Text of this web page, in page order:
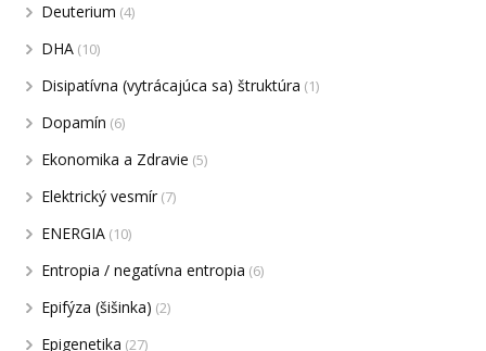
Deuterium (4)
DHA (10)
Disipatívna (vytrácajúca sa) štruktúra (1)
Dopamín (6)
Ekonomika a Zdravie (5)
Elektrický vesmír (7)
ENERGIA (10)
Entropia / negatívna entropia (6)
Epifýza (šišinka) (2)
Epigenetika (27)